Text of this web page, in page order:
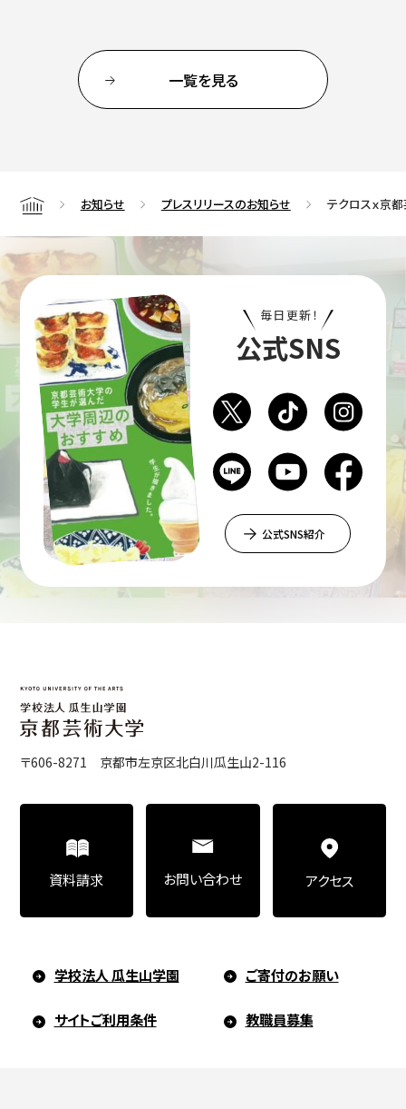
一覧を見る
Home お知らせ プレスリリースのお知らせ テクロスｘ京
毎日更新！
公式SNS
公式SNS紹介
〒606-8271 京都市左京区北白川瓜生山2-116
学校法人 瓜生山学園 ご寄付のお願い
サイトご利用条件 教職員募集
資料請求 お問い合わせ アクセス